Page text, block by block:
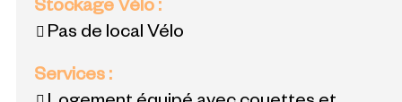
Stockage Vélo :
Pas de local Vélo
Services :